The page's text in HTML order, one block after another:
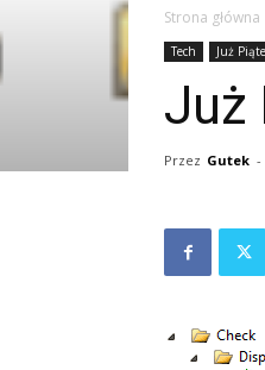
Strona główna
Tech Już
Już
Przez Gutek -